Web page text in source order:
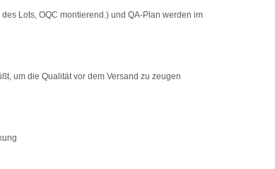
Lots, OQC montierend.) und QA-Plan werden im
um die Qualität vor dem Versand zu zeugen